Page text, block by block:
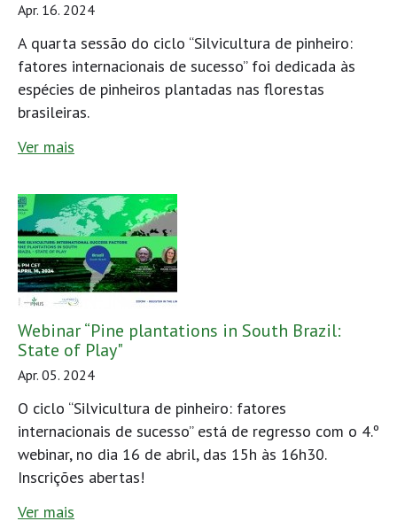
Apr. 16. 2024
A quarta sessão do ciclo “Silvicultura de pinheiro:
fatores internacionais de sucesso” foi dedicada às
espécies de pinheiros plantadas nas florestas
brasileiras.
Ver mais
Webinar “Pine plantations in South Brazil:
State of Play"
Apr. 05. 2024
O ciclo “Silvicultura de pinheiro: fatores
internacionais de sucesso” está de regresso com o 4.º
webinar, no dia 16 de abril, das 15h às 16h30.
Inscrições abertas!
Ver mais